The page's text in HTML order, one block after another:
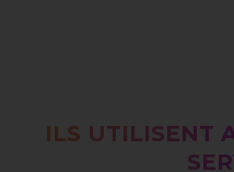
ILS UTILISENT